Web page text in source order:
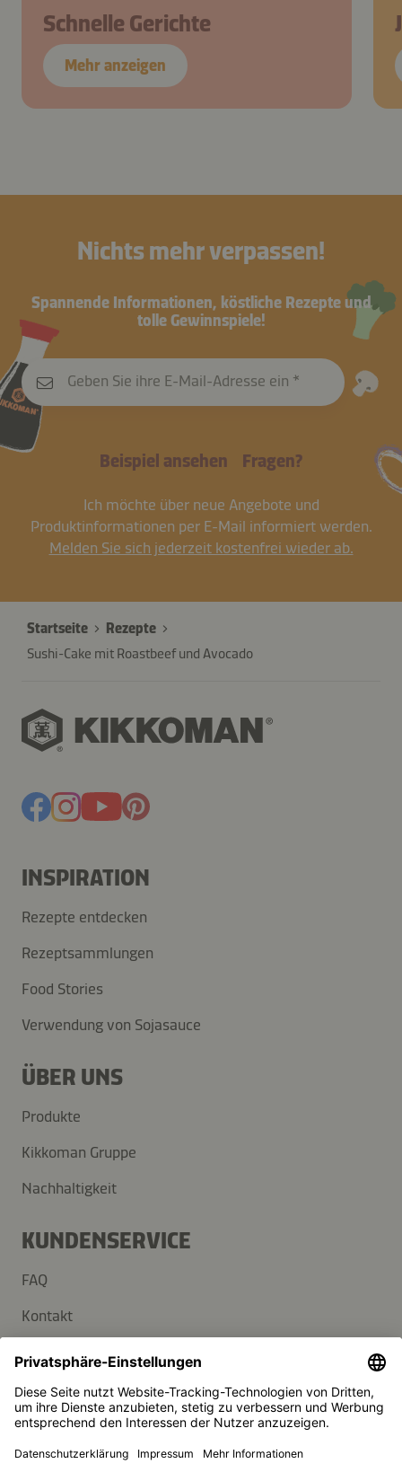
Schnelle Gerichte
Mehr anzeigen
Nichts mehr verpassen!
Spannende Informationen, köstliche Rezepte und
tolle Gewinnspiele!
Geben Sie ihre E-Mail-Adresse ein
Beispiel ansehen Fragen?
Ich möchte über neue Angebote und
Produktinformationen per E-Mail informiert werden.
Melden Sie sich jederzeit kostenfrei wieder ab.
Startseite
Rezepte
Sushi-Cake mit Roastbeef und Avocado
INSPIRATION
Rezepte entdecken
Rezeptsammlungen
Food Stories
Verwendung von Sojasauce
ÜBER UNS
Produkte
Kikkoman Gruppe
Nachhaltigkeit
KUNDENSERVICE
FAQ
Kontakt
Newsletter
Presse
Kikkoman ist ein eingetragenes Warenzeichen der Kikkoman